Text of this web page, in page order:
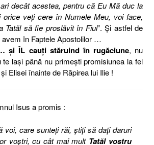
decât acestea, pentru că Eu Mă duc la
orice veţi cere în Numele Meu, voi face,
Tatăl să fie proslăvit în Fiul”. Şi astfel de
avem în Faptele Apostolilor …
şi ÎL cauţi stăruind în rugăciune, nu
te laşi până nu primeşti promisiunea la fel
Elisei înainte de Răpirea lui Ilie !
Isus a promis :
voi, care sunteţi răi, ştiţi să daţi daruri
voştri, cu cât mai mult Tatăl vostru